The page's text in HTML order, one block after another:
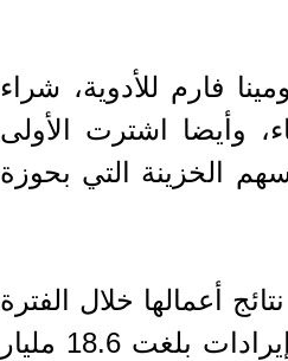
فارم للأدوية، شراء
وأيضا اشترت الأولى
الخزينة التي بحوزة
أعمالها خلال الفترة
الماضية، وحققت شركة السويدي إليكتريك، إيرادات بلغت 18.6 مليار